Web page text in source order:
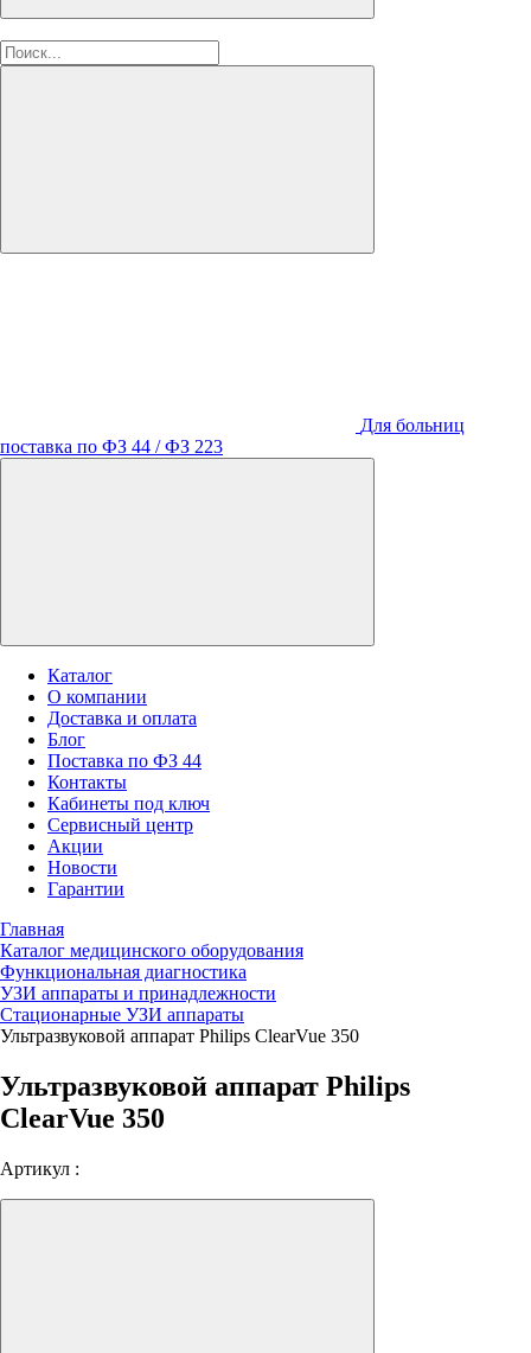
Для больниц
поставка по ФЗ 44 / ФЗ 223
Каталог
О компании
Доставка и оплата
Блог
Поставка по ФЗ 44
Контакты
Кабинеты под ключ
Сервисный центр
Акции
Новости
Гарантии
Главная
Каталог медицинского оборудования
Функциональная диагностика
УЗИ аппараты и принадлежности
Стационарные УЗИ аппараты
Ультразвуковой аппарат Philips ClearVue 350
Ультразвуковой аппарат Philips
ClearVue 350
Артикул :